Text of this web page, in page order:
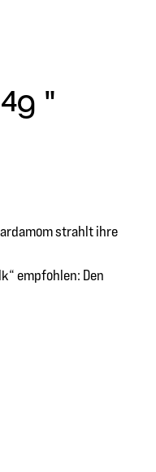
"
strahlt ihre
empfohlen: Den